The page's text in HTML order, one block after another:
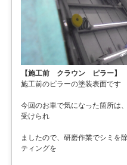
【施工前 クラウン ピラー】
施工前のピラーの塗装表面です
今回のお車で気になった箇所は
受けられ
ましたので、研磨作業でシミを
ティングを